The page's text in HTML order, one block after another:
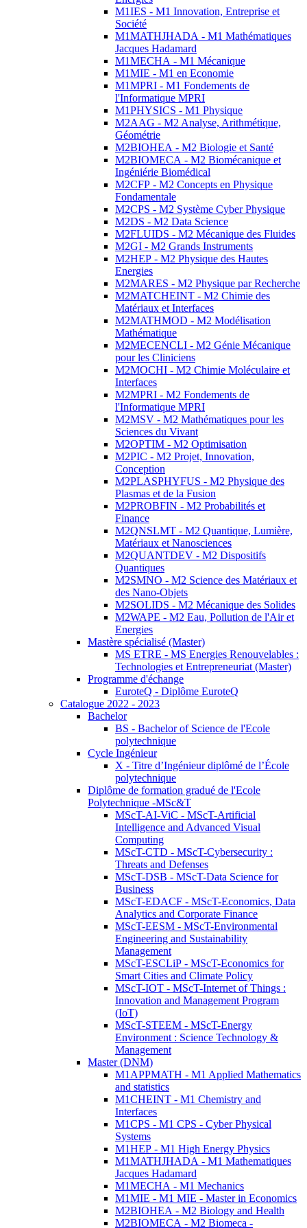
M1IES - M1 Innovation, Entreprise et
Société
M1MATHJHADA - M1 Mathématiques
Jacques Hadamard
M1MECHA - M1 Mécanique
M1MIE - M1 en Economie
M1MPRI - M1 Fondements de
l'Informatique MPRI
M1PHYSICS - M1 Physique
M2AAG - M2 Analyse, Arithmétique,
Géométrie
M2BIOHEA - M2 Biologie et Santé
M2BIOMECA - M2 Biomécanique et
Ingéniérie Biomédical
M2CFP - M2 Concepts en Physique
Fondamentale
M2CPS - M2 Système Cyber Physique
M2DS - M2 Data Science
M2FLUIDS - M2 Mécanique des Fluides
M2GI - M2 Grands Instruments
M2HEP - M2 Physique des Hautes
Energies
M2MARES - M2 Physique par Recherche
M2MATCHEINT - M2 Chimie des
Matériaux et Interfaces
M2MATHMOD - M2 Modélisation
Mathématique
M2MECENCLI - M2 Génie Mécanique
pour les Cliniciens
M2MOCHI - M2 Chimie Moléculaire et
Interfaces
M2MPRI - M2 Fondements de
l'Informatique MPRI
M2MSV - M2 Mathématiques pour les
Sciences du Vivant
M2OPTIM - M2 Optimisation
M2PIC - M2 Projet, Innovation,
Conception
M2PLASPHYFUS - M2 Physique des
Plasmas et de la Fusion
M2PROBFIN - M2 Probabilités et
Finance
M2QNSLMT - M2 Quantique, Lumière,
Matériaux et Nanosciences
M2QUANTDEV - M2 Dispositifs
Quantiques
M2SMNO - M2 Science des Matériaux et
des Nano-Objets
M2SOLIDS - M2 Mécanique des Solides
M2WAPE - M2 Eau, Pollution de l'Air et
Energies
Mastère spécialisé (Master)
MS ETRE - MS Energies Renouvelables :
Technologies et Entrepreneuriat (Master)
Programme d'échange
EuroteQ - Diplôme EuroteQ
Catalogue 2022 - 2023
Bachelor
BS - Bachelor of Science de l'Ecole
polytechnique
Cycle Ingénieur
X - Titre d’Ingénieur diplômé de l’École
polytechnique
Diplôme de formation gradué de l'Ecole
Polytechnique -MSc&T
MScT-AI-ViC - MScT-Artificial
Intelligence and Advanced Visual
Computing
MScT-CTD - MScT-Cybersecurity :
Threats and Defenses
MScT-DSB - MScT-Data Science for
Business
MScT-EDACF - MScT-Economics, Data
Analytics and Corporate Finance
MScT-EESM - MScT-Environmental
Engineering and Sustainability
Management
MScT-ESCLiP - MScT-Economics for
Smart Cities and Climate Policy
MScT-IOT - MScT-Internet of Things :
Innovation and Management Program
(IoT)
MScT-STEEM - MScT-Energy
Environment : Science Technology &
Management
Master (DNM)
M1APPMATH - M1 Applied Mathematics
and statistics
M1CHEINT - M1 Chemistry and
Interfaces
M1CPS - M1 CPS - Cyber Physical
Systems
M1HEP - M1 High Energy Physics
M1MATHJHADA - M1 Mathematiques
Jacques Hadamard
M1MECHA - M1 Mechanics
M1MIE - M1 MIE - Master in Economics
M2BIOHEA - M2 Biology and Health
M2BIOMECA - M2 Biomeca -